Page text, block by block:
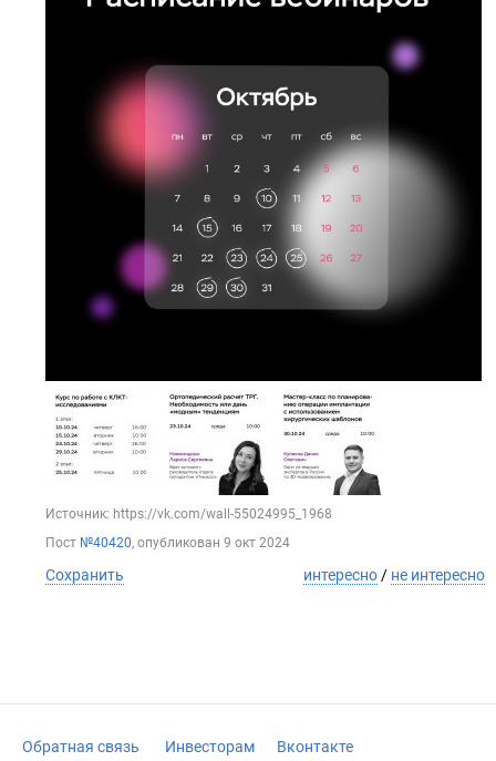
Источник: https://vk.com/wall-55024995_1968
Пост №40420, опубликован 9 окт 2024
Сохранить интересно / не интересно
Обратная связь Инвесторам Вконтакте